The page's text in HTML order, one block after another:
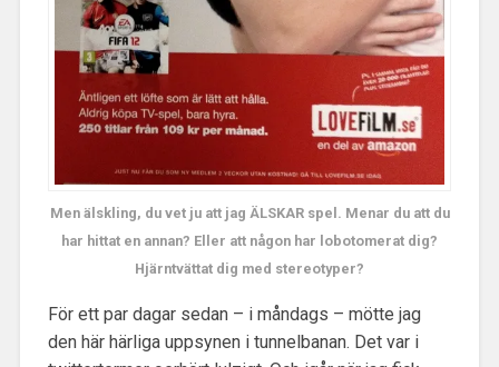
Men älskling, du vet ju att jag ÄLSKAR spel. Menar du att du
har hittat en annan? Eller att någon har lobotomerat dig?
Hjärntvättat dig med stereotyper?
För ett par dagar sedan – i måndags – mötte jag
den här härliga uppsynen i tunnelbanan. Det var i